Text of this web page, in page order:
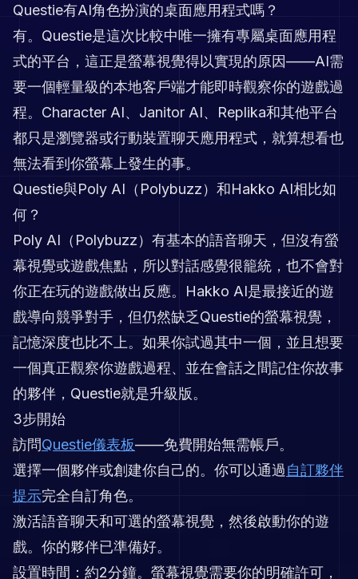
Questie有AI角色扮演的桌面應用程式嗎？
有。Questie是這次比較中唯一擁有專屬桌面應用程
式的平台，這正是螢幕視覺得以實現的原因——AI需
要一個輕量級的本地客戶端才能即時觀察你的遊戲過
程。Character AI、Janitor AI、Replika和其他平台
都只是瀏覽器或行動裝置聊天應用程式，就算想看也
無法看到你螢幕上發生的事。
Questie與Poly AI（Polybuzz）和Hakko AI相比如
何？
Poly AI（Polybuzz）有基本的語音聊天，但沒有螢
幕視覺或遊戲焦點，所以對話感覺很籠統，也不會對
你正在玩的遊戲做出反應。Hakko AI是最接近的遊
戲導向競爭對手，但仍然缺乏Questie的螢幕視覺，
記憶深度也比不上。如果你試過其中一個，並且想要
一個真正觀察你遊戲過程、並在會話之間記住你故事
的夥伴，Questie就是升級版。
3步開始
訪問Questie儀表板——免費開始無需帳戶。
選擇一個夥伴或創建你自己的。你可以通過自訂夥伴
提示完全自訂角色。
激活語音聊天和可選的螢幕視覺，然後啟動你的遊
戲。你的夥伴已準備好。
設置時間：約2分鐘。螢幕視覺需要你的明確許可，